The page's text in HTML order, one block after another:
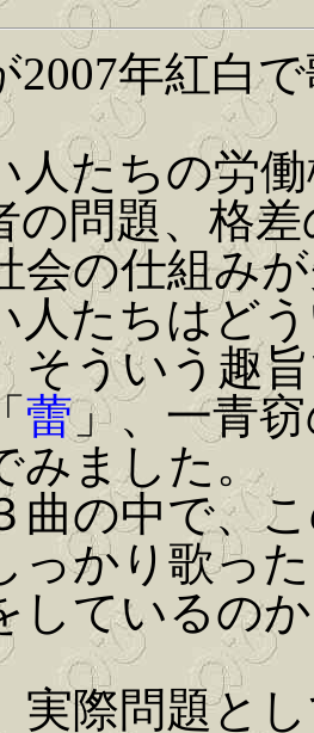
2007年紅白
人たちの労
の問題、格
会の仕組み
人たちはど
そういう趣
蕾」、一青
みました。
曲の中で、
っかり歌っ
しているの
実際問題と